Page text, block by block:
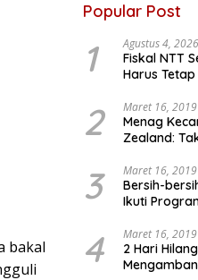
bakal
Popular Post
1 Agustus 4, 2026
Fiskal NTT
Harus
2 Maret 16, 2019
Menag
Zealand:
3 Maret 16, 2019
Bersih-
Ikuti
4 Maret 16, 2019
2 Hari